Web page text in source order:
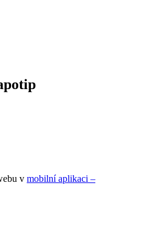
v mobilní aplikaci –